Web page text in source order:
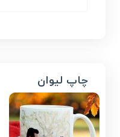
چاپ لیوان